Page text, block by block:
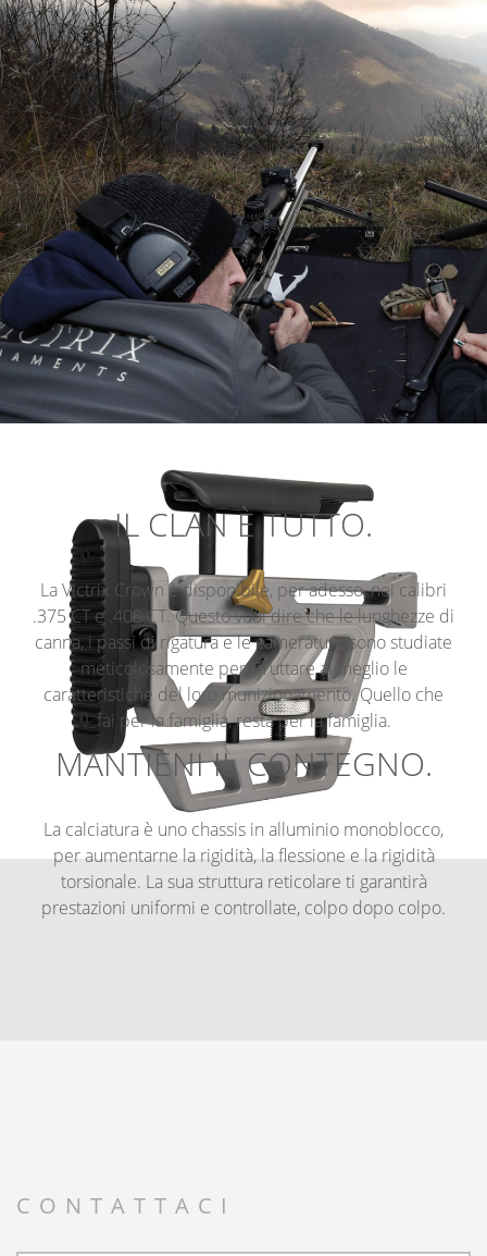
IL CLAN È TUTTO.
La Victrix Crown è disponibile, per adesso, nei calibri
.375 CT e .408 CT. Questo vuol dire che le lunghezze di
canna, i passi di rigatura e le camerature sono studiate
meticolosamente per sfruttare al meglio le
caratteristiche del loro munizionamento. Quello che
fai per la famiglia, resta per la famiglia.
MANTIENI IL CONTEGNO.
La calciatura è uno chassis in alluminio monoblocco,
per aumentarne la rigidità, la flessione e la rigidità
torsionale. La sua struttura reticolare ti garantirà
prestazioni uniformi e controllate, colpo dopo colpo.
CONTATTACI